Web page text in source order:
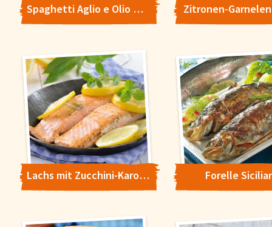
Spaghetti Aglio e Olio mit Garnelen Zitronen-
Lachs mit Zucchini-Karotte-Gemüse Forelle
Cookie-Hinweis
Um unsere Webseiten für Sie optimal zu gestalten und
verbessern, sowie zur Geschwindigkeitsoptimierung und für
Chat-Funktion verwenden wir Cookies. Durch Bestätigen des
'Alle akzeptieren' stimmen Sie der Verwendung zu. Über den
'Konfigurieren' können Sie auswählen, welche Cookies Sie
wollen. Weitere Informationen erhalten Sie in unserer
Datenschutzerklärung